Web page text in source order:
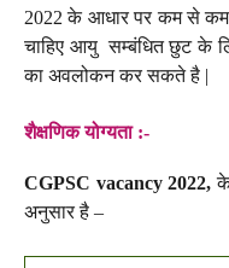
2022 के आधार पर कम से कम
चाहिए आयु सम्बंधित छुट के
का अवलोकन कर सकते है |
शैक्षणिक योग्यता :-
CGPSC vacancy 2022,
अनुसार है –